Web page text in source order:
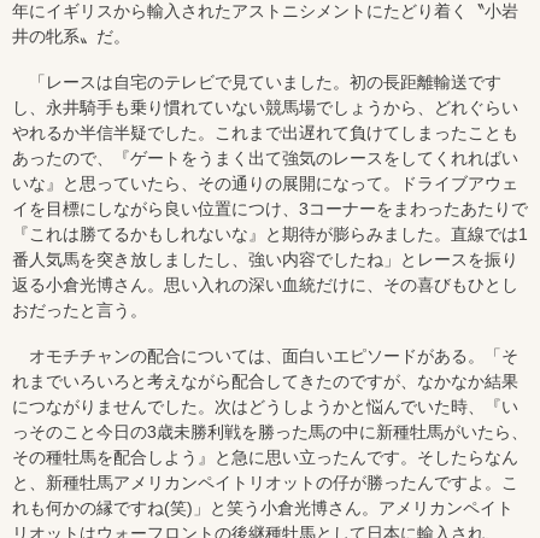
年にイギリスから輸入されたアストニシメントにたどり着く〝小岩
井の牝系〟だ。
「レースは自宅のテレビで見ていました。初の長距離輸送です
し、永井騎手も乗り慣れていない競馬場でしょうから、どれぐらい
やれるか半信半疑でした。これまで出遅れて負けてしまったことも
あったので、『ゲートをうまく出て強気のレースをしてくれればい
いな』と思っていたら、その通りの展開になって。ドライブアウェ
イを目標にしながら良い位置につけ、3コーナーをまわったあたりで
『これは勝てるかもしれないな』と期待が膨らみました。直線では1
番人気馬を突き放しましたし、強い内容でしたね」とレースを振り
返る小倉光博さん。思い入れの深い血統だけに、その喜びもひとし
おだったと言う。
オモチチャンの配合については、面白いエピソードがある。「そ
れまでいろいろと考えながら配合してきたのですが、なかなか結果
につながりませんでした。次はどうしようかと悩んでいた時、『い
っそのこと今日の3歳未勝利戦を勝った馬の中に新種牡馬がいたら、
その種牡馬を配合しよう』と急に思い立ったんです。そしたらなん
と、新種牡馬アメリカンペイトリオットの仔が勝ったんですよ。こ
れも何かの縁ですね(笑)」と笑う小倉光博さん。アメリカンペイト
リオットはウォーフロントの後継種牡馬として日本に輸入され、